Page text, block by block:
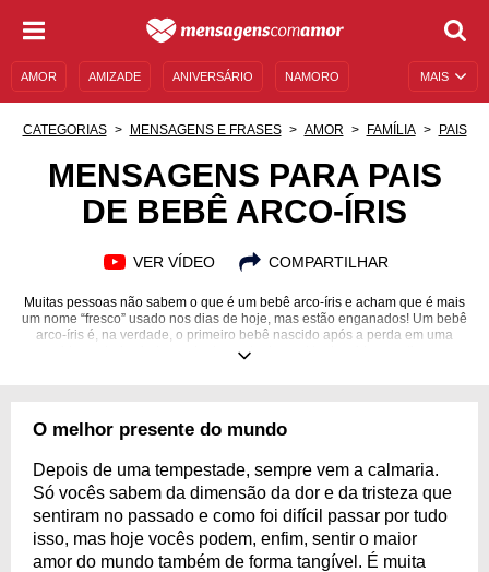
MAIS
AMOR AMIZADE ANIVERSÁRIO NAMORO
MENSAGENS E FRASES MENSAGENS DE ANIVERSÁRIO
CATEGORIAS MENSAGENS E FRASES AMOR FAMÍLIA PAIS
MENSAGENS PARA PAIS
DE BEBÊ ARCO-ÍRIS
VER VÍDEO COMPARTILHAR
Muitas pessoas não sabem o que é um bebê arco-íris e acham que é mais
um nome “fresco” usado nos dias de hoje, mas estão enganados! Um bebê
arco-íris é, na verdade, o primeiro bebê nascido após a perda em uma
gravidez anterior, independentemente de qual tenha sido o motivo que
seleção de mensagens para pais de bebê arco-íris para que ele seja
O melhor presente do mundo
Depois de uma tempestade, sempre vem a calmaria.
Só vocês sabem da dimensão da dor e da tristeza que
sentiram no passado e como foi difícil passar por tudo
isso, mas hoje vocês podem, enfim, sentir o maior
amor do mundo também de forma tangível. É muita